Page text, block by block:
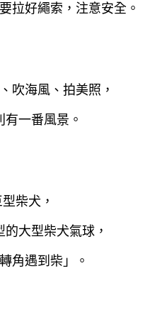
拉好繩索，注意安全。
吹海風、拍美照，
一番風景。
柴犬，
大型柴犬氣球，
角遇到柴」。